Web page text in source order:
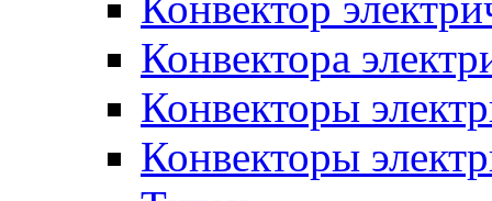
Конвектора
Конвекторы
Конвекторы